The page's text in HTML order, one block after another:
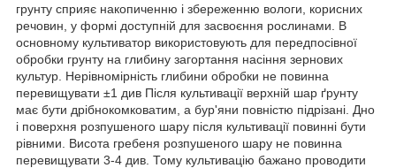
грунту сприяє накопиченню і збереженню вологи, корисних
речовин, у формі доступній для засвоєння рослинами. В
основному культиватор використовують для передпосівної
обробки грунту на глибину загортання насіння зернових
культур. Нерівномірність глибини обробки не повинна
перевищувати ±1 див Після культивації верхній шар ґрунту
має бути дрібнокомковатим, а бур'яни повністю підрізані. Дно
і поверхня розпушеного шару після культивації повинні бути
рівними. Висота гребеня розпушеного шару не повинна
перевищувати 3-4 див. Тому культивацію бажано проводити